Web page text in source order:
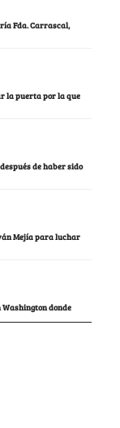
Fda. Carrascal,
la puerta por la que
de haber sido
Mejía para luchar
Washington donde